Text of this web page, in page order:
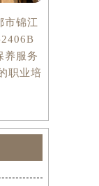
市锦江
养服务
职业培